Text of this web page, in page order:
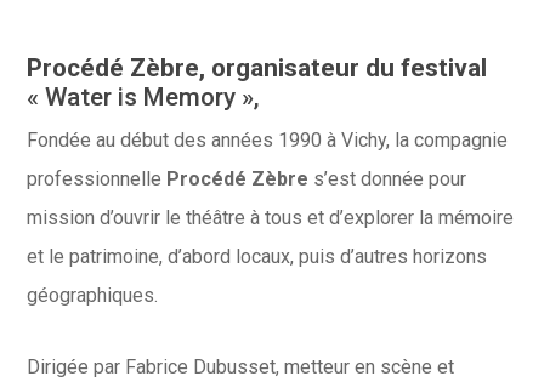
Procédé Zèbre, organisateur du festival
« Water is Memory »,
Fondée au début des années 1990 à Vichy, la compagnie
professionnelle Procédé Zèbre s’est donnée pour
mission d’ouvrir le théâtre à tous et d’explorer la mémoire
et le patrimoine, d’abord locaux, puis d’autres horizons
géographiques.
Dirigée par Fabrice Dubusset, metteur en scène et